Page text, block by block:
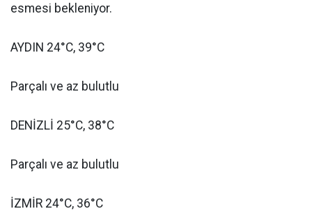
esmesi bekleniyor.
AYDIN 24°C, 39°C
Parçalı ve az bulutlu
DENİZLİ 25°C, 38°C
Parçalı ve az bulutlu
İZMİR 24°C, 36°C